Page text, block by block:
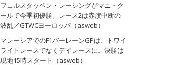
フェルスタッペン・レーシングがマニ・ク
ールで今季初優勝。レース2は赤旗中断の
波乱／GTWCヨーロッパ（asweb）
マレーシアでのF1バーレーンGPは、トワイ
ライトレースでなくデイレースに。決勝は
現地15時スタート（asweb）